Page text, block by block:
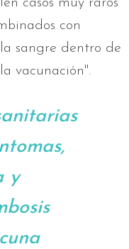
casos muy raros
con
sangre dentro de
vacunación".
y